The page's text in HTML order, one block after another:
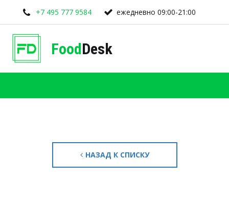
+7 495 777 9584 ежедневно 09:00-21:00
FoodDesk
НАЗАД К СПИСКУ